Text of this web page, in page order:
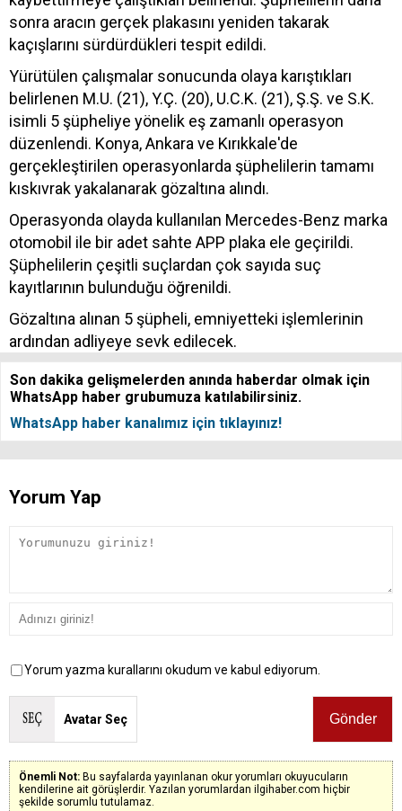
sonra aracın gerçek plakasını yeniden takarak
kaçışlarını sürdürdükleri tespit edildi.
Yürütülen çalışmalar sonucunda olaya karıştıkları
belirlenen M.U. (21), Y.Ç. (20), U.C.K. (21), Ş.Ş. ve S.K.
isimli 5 şüpheliye yönelik eş zamanlı operasyon
düzenlendi. Konya, Ankara ve Kırıkkale'de
gerçekleştirilen operasyonlarda şüphelilerin tamamı
kıskıvrak yakalanarak gözaltına alındı.
Operasyonda olayda kullanılan Mercedes-Benz marka
otomobil ile bir adet sahte APP plaka ele geçirildi.
Şüphelilerin çeşitli suçlardan çok sayıda suç
kayıtlarının bulunduğu öğrenildi.
Gözaltına alınan 5 şüpheli, emniyetteki işlemlerinin
ardından adliyeye sevk edilecek.
Son dakika gelişmelerden anında haberdar olmak için
WhatsApp haber grubumuza katılabilirsiniz.
WhatsApp haber kanalımız için tıklayınız!
Yorum Yap
Yorum yazma kurallarını okudum ve kabul ediyorum.
Avatar Seç
Önemli Not: Bu sayfalarda yayınlanan okur yorumları okuyucuların
kendilerine ait görüşlerdir. Yazılan yorumlardan ilgihaber.com hiçbir
şekilde sorumlu tutulamaz.